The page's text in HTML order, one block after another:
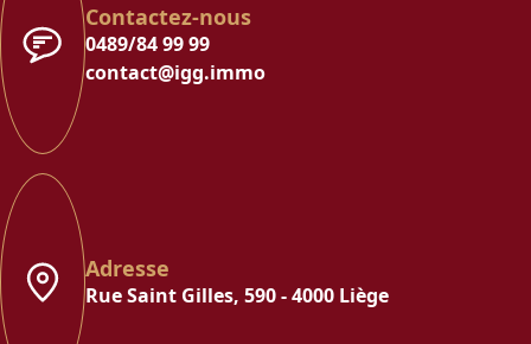
Contactez-nous
0489/84 99 99
contact@igg.immo
Adresse
Rue Saint Gilles, 590 - 4000 Liège